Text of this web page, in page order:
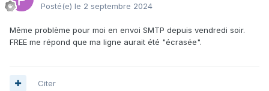
Posté(e) le 2 septembre 2024
Même problème pour moi en envoi SMTP depuis vendredi soir.
FREE me répond que ma ligne aurait été "écrasée".
Citer